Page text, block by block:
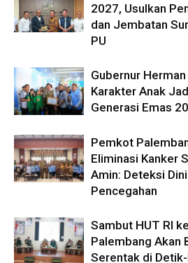
2027, Usulkan
dan Jembatan
PU
Gubernur
Karakter Anak
Generasi Emas
Pemkot
Eliminasi Kanker
Amin: Deteksi
Pencegahan
Sambut HUT RI
Palembang Akan
Serentak di